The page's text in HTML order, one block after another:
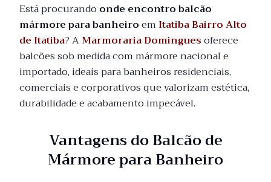
Está procurando onde encontro balcão
mármore para banheiroem Itatiba Bairro Alto
de Itatiba? AMarmoraria Dominguesoferece
balcões sob medida com mármore nacional e
importado, ideais para banheiros residenciais,
comerciais e corporativos que valorizam estética,
durabilidade e acabamento impecável.
Vantagens do Balcão de
Mármore para Banheiro